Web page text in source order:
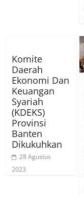
Komite
Daerah
Ekonomi Dan
Keuangan
Syariah
(KDEKS)
Provinsi
Banten
Dikukuhkan
28 Agustus
2023